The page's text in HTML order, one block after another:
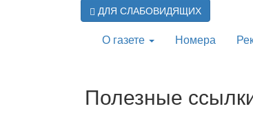
ДЛЯ СЛАБОВИДЯЩИХ
О газете Номера
Полезные